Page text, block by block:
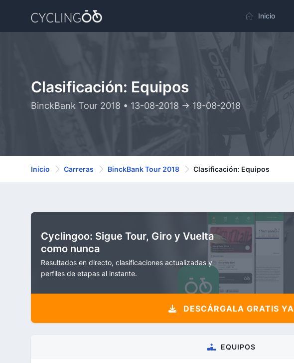
Inicio
Clasificación: Equipos
BinckBank Tour 2018 • 13-08-2018 -> 19-08-2018
Inicio Carreras BinckBank Tour 2018 Clasificación: Equipos
Cyclingoo: Sigue Tour, Giro y Vuelta
como nunca
Resultados en directo, clasificaciones actualizadas y
perfiles de etapas al instante.
DESCÁRGALA GRATIS YA
EQUIPOS